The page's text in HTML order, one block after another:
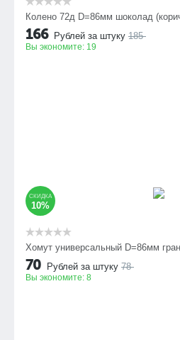
Колено 72д D=86мм шоколад
166 Рублей за штуку 185
Вы экономите: 19
СКИДКА
10%
Хомут универсальный D=86мм
70 Рублей за штуку 78
Вы экономите: 8